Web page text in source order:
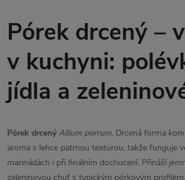
Pórek drcený –
v kuchyni:
jídla a
Pórek drcený Allium porrum. Drcená forma
aroma s lehce patrnou texturou, takže funguje
marinádách i při finálním dochucení. Přináší
zeleninovou chuť s typickým pórkovým profilem.